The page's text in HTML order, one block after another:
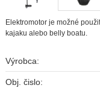
Elektromotor je možné
kajaku alebo belly boatu.
Výrobca:
Obj. čislo: